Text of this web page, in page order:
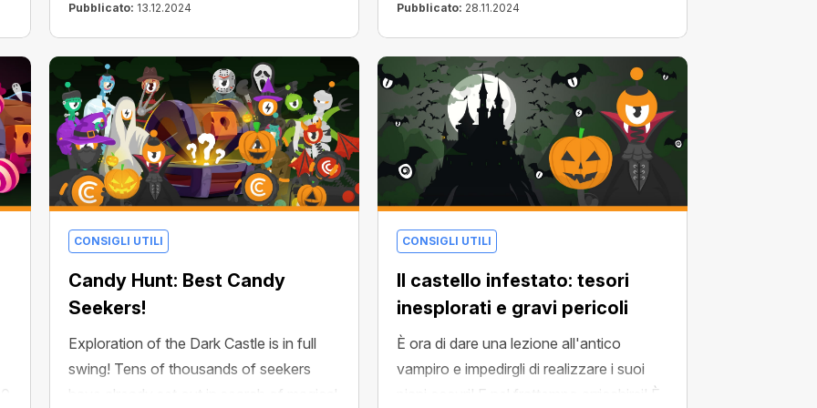
Pubblicato: 13.12.2024 Pubblicato: 28.11.2024
CONSIGLI UTILI
Candy Hunt: Best Candy
Seekers!
Exploration of the Dark Castle is in full
swing! Tens of thousands of seekers
have already set out in search of magical
CONSIGLI UTILI
Il castello infestato: tesori
inesplorati e gravi pericoli
È ora di dare una lezione all'antico
vampiro e impedirgli di realizzare i suoi
piani oscuri! E nel frattempo arricchirsi! È